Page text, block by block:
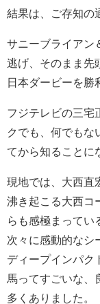
結果は、ご存知の
サニーブライアン
逃げ、そのまま先
日本ダービーを勝
フジテレビの三宅
クでも、何でもな
てから知ることに
現地では、大西直
沸き起こる大西コ
らも感極まってい
次々に感動的なシ
ディープインパク
馬ってすごいな、
多くありました。